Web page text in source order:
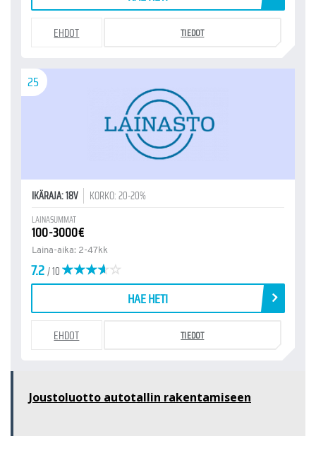
EHDOT TIEDOT
25
IKÄRAJA: 18V KORKO: 20-20%
LAINASUMMAT
100-3000€
Laina-aika: 2-47kk
7.2/ 10
HAE HETI
EHDOT TIEDOT
Joustoluotto autotallin rakentamiseen